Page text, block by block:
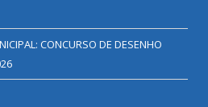
CONCURSO DE DESENHO